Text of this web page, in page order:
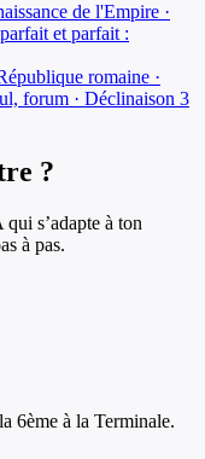
de l'Empire ·
et parfait :
romaine ·
forum · Déclinaison 3
?
s’adapte à ton
à pas.
6ème à la Terminale.